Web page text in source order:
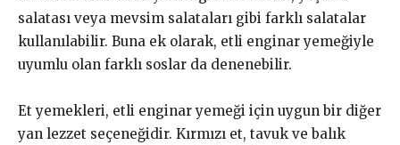
salatası veya mevsim salataları gibi farklı salatalar
kullanılabilir. Buna ek olarak, etli enginar yemeğiyle
uyumlu olan farklı soslar da denenebilir.
Et yemekleri, etli enginar yemeği için uygun bir diğer
yan lezzet seçeneğidir. Kırmızı et, tavuk ve balık